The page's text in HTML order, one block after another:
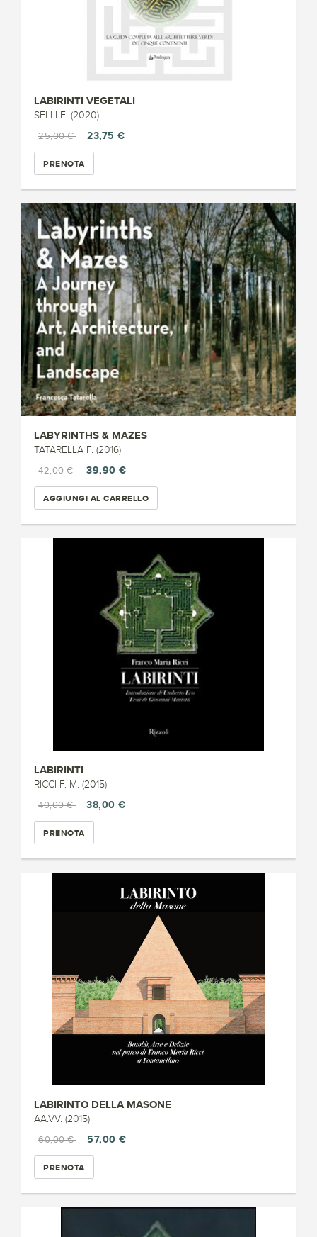
LABIRINTI VEGETALI
SELLI E. (2020)
25,00 €
23,75 €
PRENOTA
LABYRINTHS & MAZES
TATARELLA F. (2016)
42,00 €
39,90 €
AGGIUNGI AL CARRELLO
LABIRINTI
RICCI F. M. (2015)
40,00 €
38,00 €
PRENOTA
LABIRINTO DELLA MASONE
AA.VV. (2015)
60,00 €
57,00 €
PRENOTA